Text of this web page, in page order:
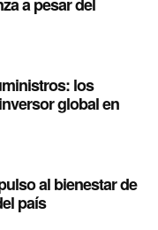
a pesar del
los
global en
al bienestar de
país